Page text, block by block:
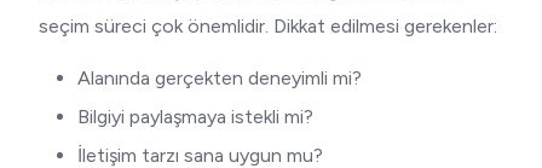
seçim süreci çok önemlidir. Dikkat edilmesi gerekenler:
Alanında gerçekten deneyimli mi?
Bilgiyi paylaşmaya istekli mi?
İletişim tarzı sana uygun mu?